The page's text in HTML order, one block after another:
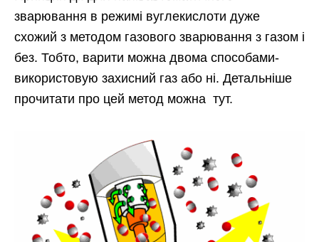
зварювання в режимі вуглекислоти дуже
схожий з методом газового зварювання з газом і
без. Тобто, варити можна двома способами-
використовую захисний газ або ні. Детальніше
прочитати про цей метод можна тут.